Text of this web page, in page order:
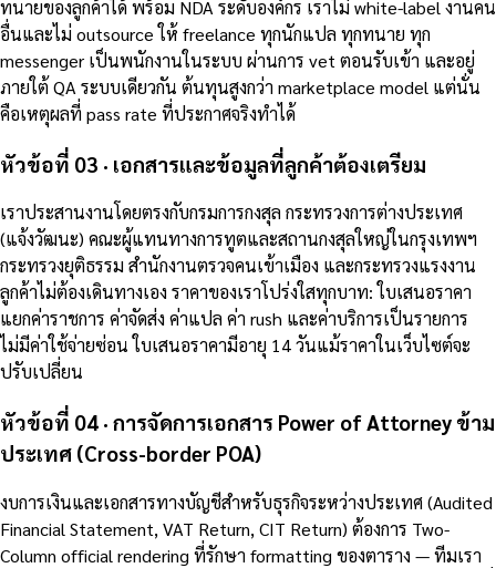
ทนายของลูกค้าได้ พร้อม NDA ระดับองค์กร เราไม่ white-label งานคน
อื่นและไม่ outsource ให้ freelance ทุกนักแปล ทุกทนาย ทุก
messenger เป็นพนักงานในระบบ ผ่านการ vet ตอนรับเข้า และอยู่
ภายใต้ QA ระบบเดียวกัน ต้นทุนสูงกว่า marketplace model แต่นั่น
คือเหตุผลที่ pass rate ที่ประกาศจริงทำได้
หัวข้อที่ 03 · เอกสารและข้อมูลที่ลูกค้าต้องเตรียม
เราประสานงานโดยตรงกับกรมการกงสุล กระทรวงการต่างประเทศ
(แจ้งวัฒนะ) คณะผู้แทนทางการทูตและสถานกงสุลใหญ่ในกรุงเทพฯ
กระทรวงยุติธรรม สำนักงานตรวจคนเข้าเมือง และกระทรวงแรงงาน
ลูกค้าไม่ต้องเดินทางเอง ราคาของเราโปร่งใสทุกบาท: ใบเสนอราคา
แยกค่าราชการ ค่าจัดส่ง ค่าแปล ค่า rush และค่าบริการเป็นรายการ
ไม่มีค่าใช้จ่ายซ่อน ใบเสนอราคามีอายุ 14 วันแม้ราคาในเว็บไซต์จะ
ปรับเปลี่ยน
หัวข้อที่ 04 · การจัดการเอกสาร Power of Attorney ข้าม
ประเทศ (Cross-border POA)
งบการเงินและเอกสารทางบัญชีสำหรับธุรกิจระหว่างประเทศ (Audited
Financial Statement, VAT Return, CIT Return) ต้องการ Two-
Column official rendering ที่รักษา formatting ของตาราง — ทีมเรา